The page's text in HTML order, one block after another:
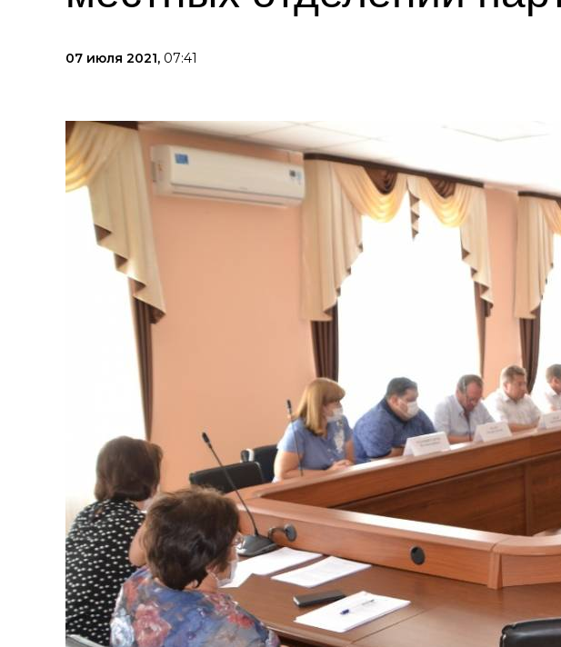
07 июля 2021, 07:41